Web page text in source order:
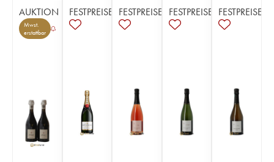
AUKTION
Mwst.
erstattbar
FESTPREISE FESTPREISE FESTPREISE
FESTPREISE